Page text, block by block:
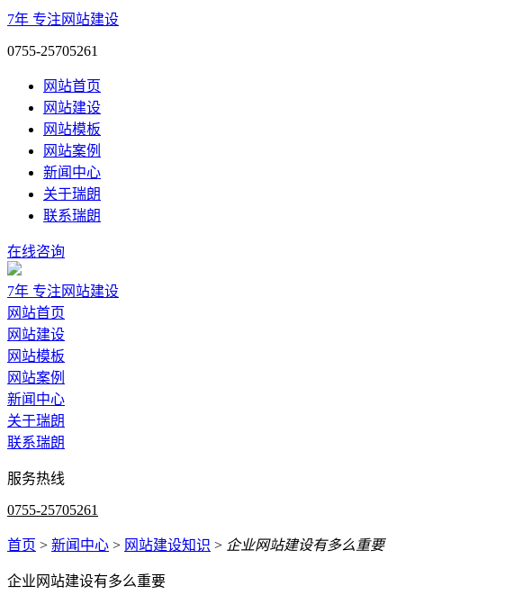
7年 专注网站建设
0755-25705261
网站首页
网站建设
网站模板
网站案例
新闻中心
关于瑞朗
联系瑞朗
在线咨询
7年 专注网站建设
网站首页
网站建设
网站模板
网站案例
新闻中心
关于瑞朗
联系瑞朗
服务热线
0755-25705261
首页 > 新闻中心 > 网站建设知识 > 企业网站建设有多么重要
企业网站建设有多么重要